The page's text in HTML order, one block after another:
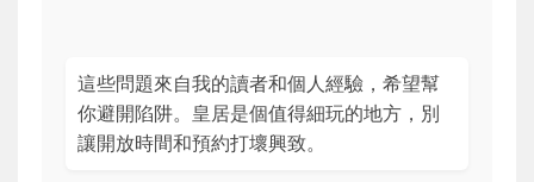
這些問題來自我的讀者和個人經驗，希望幫
你避開陷阱。皇居是個值得細玩的地方，別
讓開放時間和預約打壞興致。